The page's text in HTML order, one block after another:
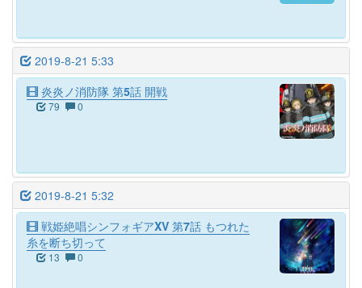
2019-8-21 5:33
炎炎ノ消防隊 第5話 開戦
79 0
2019-8-21 5:32
戦姫絶唱シンフォギアXV 第7話 もつれた
糸を断ち切って
13 0